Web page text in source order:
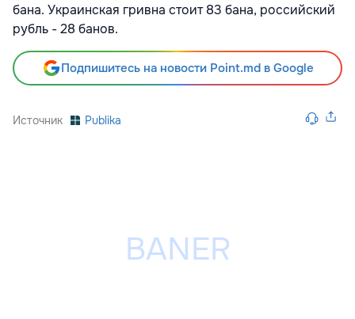
бана. Украинская гривна стоит 83 бана, российский
рубль - 28 банов.
Подпишитесь на новости Point.md в Google
Источник Publika